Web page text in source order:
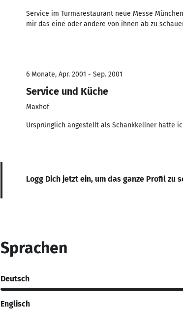
Service im Turmarestaurant neue Messe
mir das eine oder andere von ihnen ab zu
6 Monate, Apr. 2001 - Sep. 2001
Service und Küche
Maxhof
Ursprünglich angestellt als Schankkellner hatte
Logg Dich jetzt ein, um das ganze Profil zu
Sprachen
Deutsch
Englisch